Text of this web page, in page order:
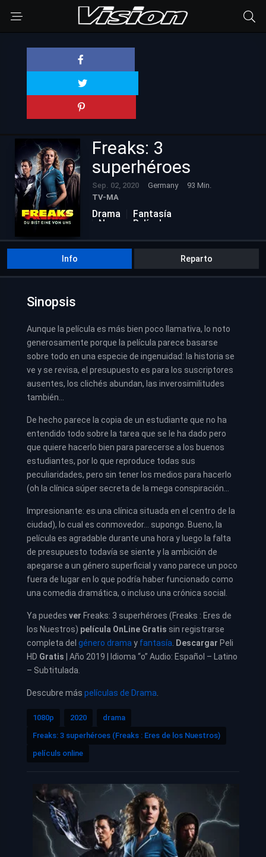
Freaks: 3
superhéroes
Sep. 02, 2020 Germany
93 Min.
TV-MA
Drama
Fantasía
Nuevas Películas
Info Reparto
Sinopsis
Aunque la película es más bien poco llamativa, lo noto
generosamente porque la película parece basarse
sobre todo en una especie de ingenuidad: la historia se
ve y se revisa, el presupuesto es para los suscriptores
ausentes, los clichés abundan, las inverosimilitudes
también…
De hecho parece la copia de un estudiante que no ha
entendido todo sobre la tarea que se le ha dado pero
que quiere hacerlo bien para parecerse a los buenos
estudiantes, por lo que reproduce todas sus
peculiaridades, pero sin tener los medios para hacerlo
(oh la clínica súper secreta de la mega conspiración…
Impresionante: es una clínica situada en el centro de la
ciudad), lo cual es conmovedor… supongo. Bueno, la
película es agradable durante una hora y luego la falta
de presupuesto todavía se siente y la ambición de
apegarse a un género superficial y vano parece un poco
fuera de lugar en lo que podría haber funcionado como
una comedia dramática, o incluso una crónica social.
Ya puedes ver Freaks: 3 superhéroes (Freaks : Eres de
los Nuestros) película OnLine Gratis sin registrarse
completa del género drama y fantasía Descargar Peli
HD Gratis | Año 2019 | Idioma “o” Audio: Español – Latino
– Subtitulada.
Descubre más películas de Drama
1080p 2020
drama
Freaks: 3 superhéroes (Freaks : Eres de los Nuestros)
películs online